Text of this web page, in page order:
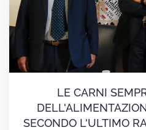
LE CARNI
SECONDO L'ULTIMO